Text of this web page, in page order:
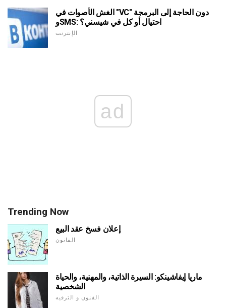
الغش الأصوات في "VC" دون الحاجة إلى البرمجة
وSMS: احتيال أو كل في شيسني؟
الإنترنت
ad
Trending Now
إعلان فسخ عقد البيع
القانون
ماريا إيفاشينكو: السيرة الذاتية، والمهنية، والحياة
الشخصية
الفنون و الترفيه